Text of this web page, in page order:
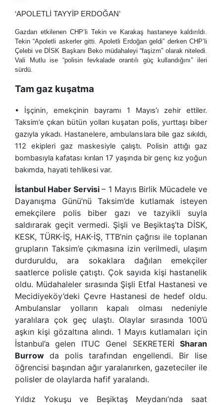
‘APOLETLİ TAYYİP ERDOĞAN’
Gazdan etkilenen CHP’li Tekin ve Karakaş hastaneye kaldırıldı.
Tekin “Apoletli askerler gitti. Apoletli Erdoğan geldi” derken CHP’li
Çelebi ve DİSK Başkanı Beko müdahaleyi “faşizm” olarak niteledi.
Vali Mutlu ise “polisin fevkalade orantılı güç kullandığını” ileri
sürdü.
Tam gaz kuşatma
• İşçinin, emekçinin bayramı 1 Mayıs’ı zehir ettiler.
Taksim’e çıkan bütün yolları kuşatan polis, yurttaşı biber
gazıyla yıkadı. Hastanelere, ambulanslara bile gaz sıkıldı,
112 ekipleri gaz maskesiyle çalıştı. Polisin attığı gaz
bombasıyla kafatası kırılan 17 yaşında bir genç kız yoğun
bakımda, hayati tehlikesi var.
İstanbul Haber Servisi– 1 Mayıs Birlik Mücadele ve
Dayanışma Günü’nü Taksim’de kutlamak isteyen
emekçilere polis biber gazı ve tazyikli suyla
saldırarak geçit vermedi. Şişli ve Beşiktaş’ta DİSK,
KESK, TÜRK-İŞ, HAK-İŞ, TTB’nin çağrısı ile toplanan
grupların Taksim’e çıkmasına izin verilmedi, ulaşım
durduruldu, ara sokaklara dağılan emekçiler
saatlerce polisle çatıştı. Çok sayıda kişi hastanelik
oldu. Müdahaleler sırasında Şişli Etfal Hastanesi ve
Mecidiyeköy’deki Çevre Hastanesi de hedef oldu.
Ambulanslar yolların kapalı olması nedeniyle
yaralılara çok geç ulaştı. Olaylar sırasında 100’ü
aşkın kişi gözaltına alındı. 1 Mayıs kutlamaları için
İstanbul’a gelen ITUC Genel SEKRETERİ Sharan
Burrow da polis tarafından engellendi. Bir lise
öğrencisi başından ağır yaralanırken, gazeteciler ile
polisler de olaylarda hafif yaralandı.
Yıldız Yokuşu ve Beşiktaş Meydanı’nda saat